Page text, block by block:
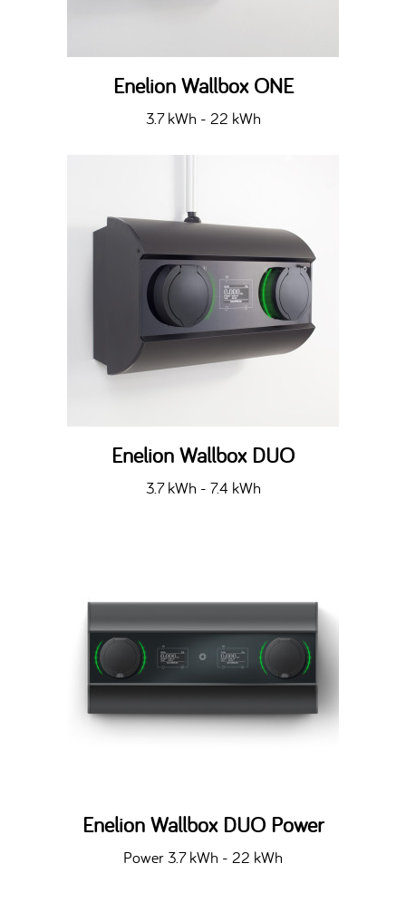
Enelion Wallbox ONE
3.7 kWh - 22 kWh
Enelion Wallbox DUO
3.7 kWh - 7.4 kWh
Enelion Wallbox DUO Power
Power 3.7 kWh - 22 kWh